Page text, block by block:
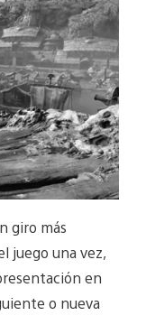
giro más
juego una vez,
en
o nueva